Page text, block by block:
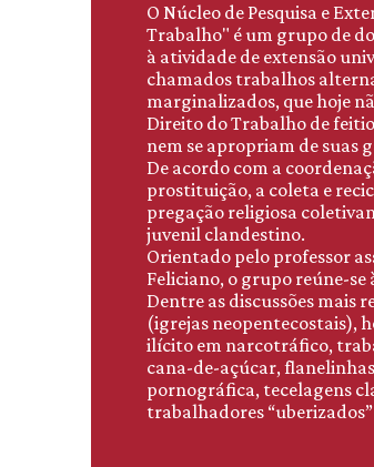
O Núcleo de Pesquisa e
Trabalho" é um grupo de
à atividade de extensão
chamados trabalhos
marginalizados, que hoje
Direito do Trabalho de
nem se apropriam de suas
De acordo com a
prostituição, a coleta e
pregação religiosa
juvenil clandestino.
Orientado pelo professor
Feliciano, o grupo reúne-se
Dentre as discussões mais
(igrejas neopentecostais),
ilícito em narcotráfico,
cana-de-açúcar,
pornográfica, tecelagens
trabalhadores